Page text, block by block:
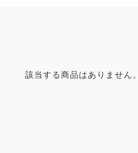
該当する商品はありません。